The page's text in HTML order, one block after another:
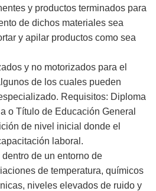
y productos terminados para
de dichos materiales sea
y apilar productos como sea
y no motorizados para el
de los cuales pueden
Requisitos: Diploma
o Título de Educación General
de nivel inicial donde el
laboral.
de un entorno de
de temperatura, químicos
niveles elevados de ruido y